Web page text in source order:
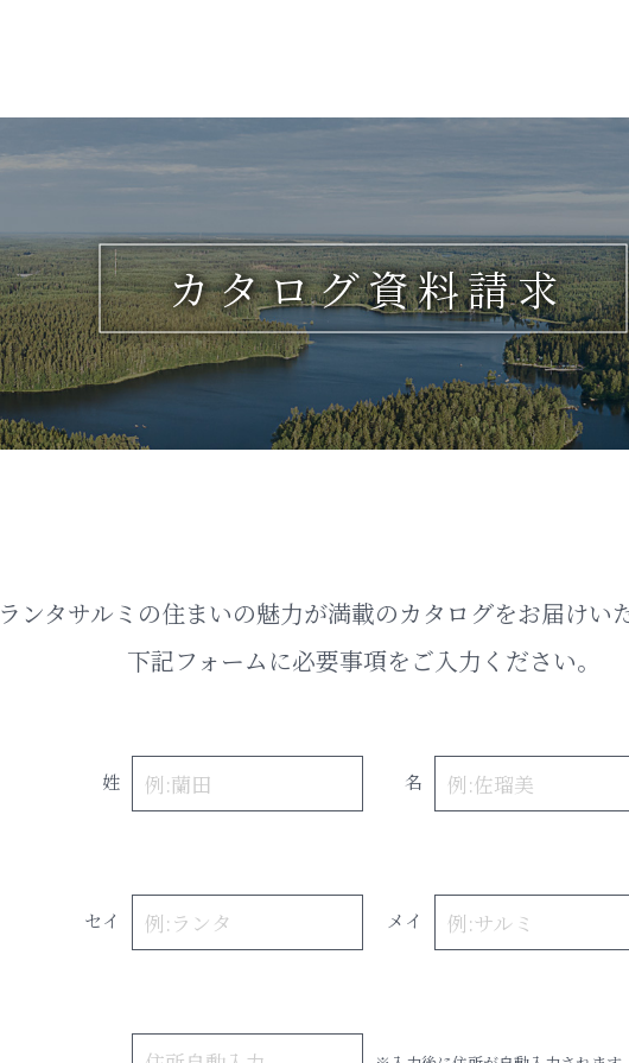
カタログ資料請求
ランタサルミの住まいの魅力が満載のカタログをお届けい
下記フォームに必要事項をご入力ください。
姓 名
セイ メイ